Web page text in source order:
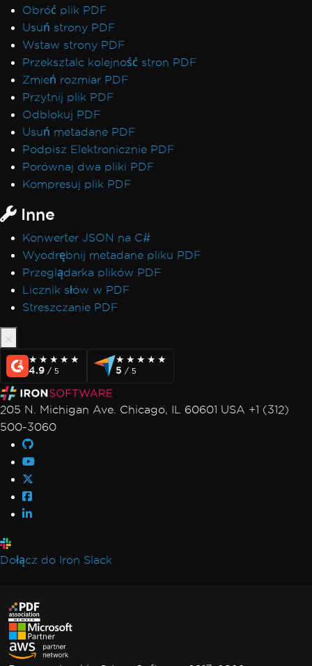
Obróć plik PDF
Usuń strony PDF
Wstaw strony PDF
Przeksztalc kolejność stron PDF
Zmień rozmiar PDF
Przytnij plik PDF
Odblokuj PDF
Usuń metadane PDF
Podpisz Elektronicznie PDF
Porównaj dwa pliki PDF
Kompresuj plik PDF
Inne
Konwerter JSON na C#
Wyodrębnij metadane pliku PDF
Przeglądarka plików PDF
Licznik słów w PDF
Streszczanie PDF
★★★★★
★★★★★
4.9 / 5
★★★★★
★★★★★
5 / 5
205 N. Michigan Ave. Chicago, IL 60601 USA +1 (312)
500-3060
Dołącz do Iron Slack